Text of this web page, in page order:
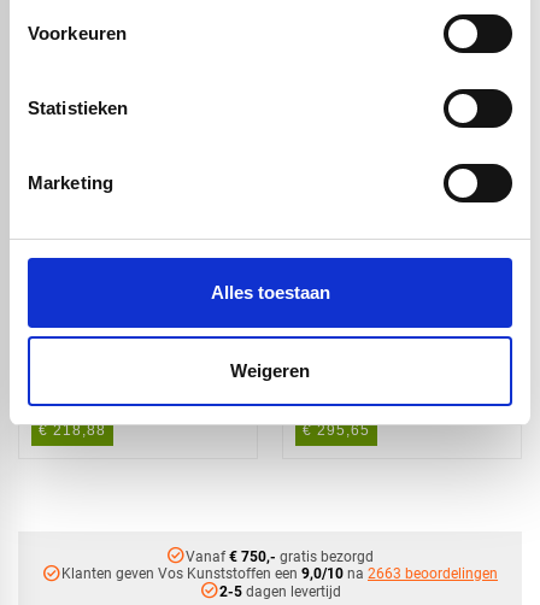
Voorkeuren
Statistieken
Marketing
Alles toestaan
Weigeren
250/242mm - 2m
€ 218,88
glashelder -
250/240mm - 2m
€ 295,65
check_circleVanaf€ 750,- gratis bezorgd
check_circleKlanten geven Vos Kunststoffen een 9,0/10 na 2663 beoordelingen
check_circle2-5dagen levertijd